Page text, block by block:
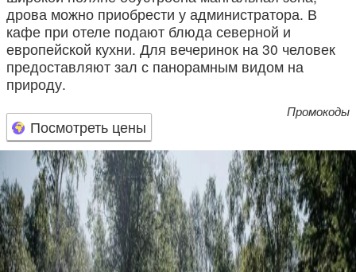
дрова можно приобрести у администратора. В
кафе при отеле подают блюда северной и
европейской кухни. Для вечеринок на 30 человек
предоставляют зал с панорамным видом на
природу.
Посмотреть цены
Промокоды